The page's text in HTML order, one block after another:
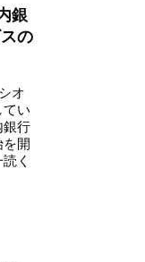
銀
の
オ
てい
銀行
開
く